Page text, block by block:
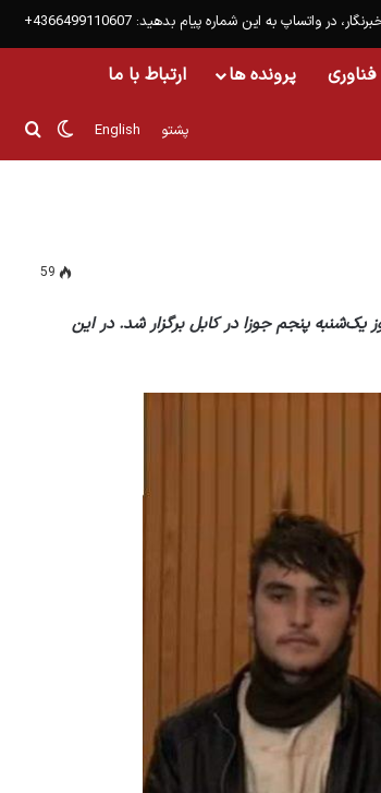
در واتساپ به این شماره پیام بدهید: 4366499110607+
پرونده ها ارتباط با ما
English پشتو تغییر
59
پنجم جوزا در کابل برگزار شد. در این